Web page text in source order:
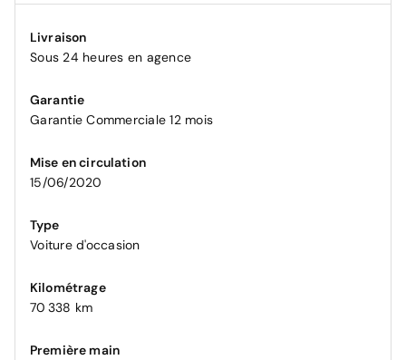
Livraison
Sous 24 heures en agence
Garantie
Garantie Commerciale 12 mois
Mise en circulation
15/06/2020
Type
Voiture d'occasion
Kilométrage
70 338 km
Première main